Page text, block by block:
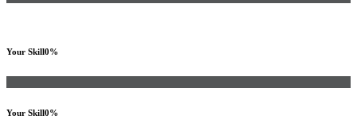
Your Skill0%
Your Skill0%